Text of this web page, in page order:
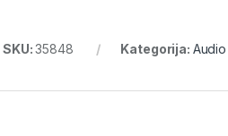
SKU:35848 Kategorija: Audio